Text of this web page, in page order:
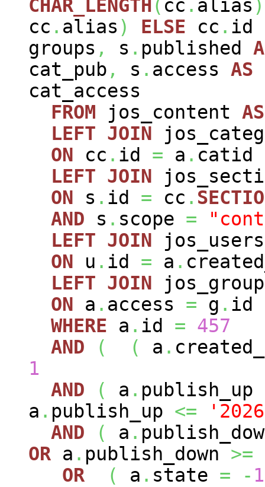
CHAR_LENGTH( cc . alias )
cc . alias ) ELSE cc . id
groups , s . published
cat_pub , s . access AS
cat_access
FROM jos_content AS
LEFT JOIN
ON cc . id = a . catid
LEFT JOIN
ON s . id = cc .
AND s . scope =
LEFT JOIN
ON u . id = a .
LEFT JOIN
ON a . access = g . id
WHERE a . id = 457
AND
( ( a .
1
AND
( a . publish_up
a . publish_up <=
AND
( a .
OR a . publish_down >=
OR
( a . state = - 1